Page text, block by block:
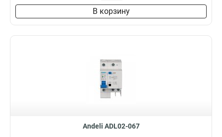
В корзину
Andeli ADL02-067